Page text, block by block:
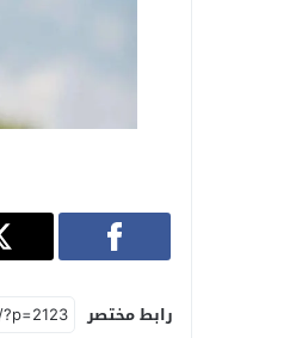
رابط مختصر